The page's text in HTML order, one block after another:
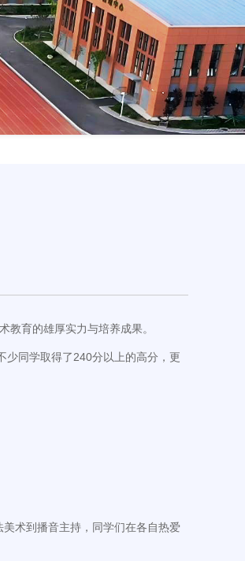
育的雄厚实力与培养成果。
同学取得了240分以上的高分，更
术到播音主持，同学们在各自热爱